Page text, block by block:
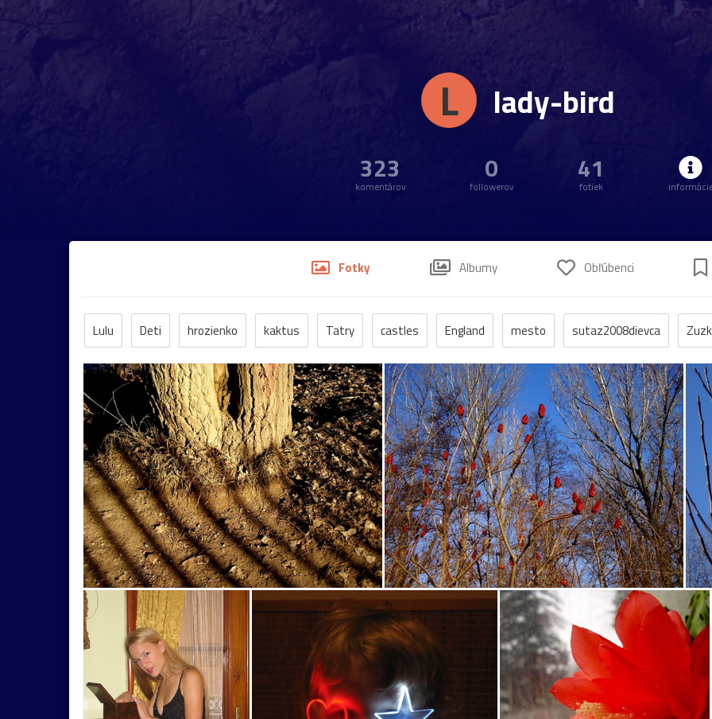
L lady-bird
323
komentárov
0
followerov
41
fotiek
Fotky Albumy Obľúbenci
Lulu Deti hrozienko kaktus Tatry castles England mesto sutaz2008dievca
hmyz Slovensko sutaz2008chlapec sutaz2008mesto